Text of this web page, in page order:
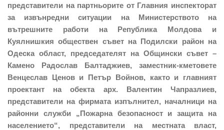
представители на партньорите от Главния инспекторат
за извънредни ситуации на Министерството на
вътрешните работи на Република Молдова и
Куялнишкия обществен съвет на Подилски район на
Одеска област, председателят на Общински съвет –
Камено Радослав Балтаджиев, заместник-кметовете
Венцеслав Ценов и Петър Войнов, както и главният
проектант на обекта арх. Валентин Чапразлиев,
представители на фирмата изпълнител, началници на
районни служби „Пожарна безопасност и защита на
населението“, представители на местната власт,